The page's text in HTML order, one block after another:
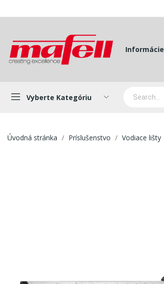
Informácie
Vyberte Kategóriu
Úvodná stránka Príslušenstvo Vodiace lišty